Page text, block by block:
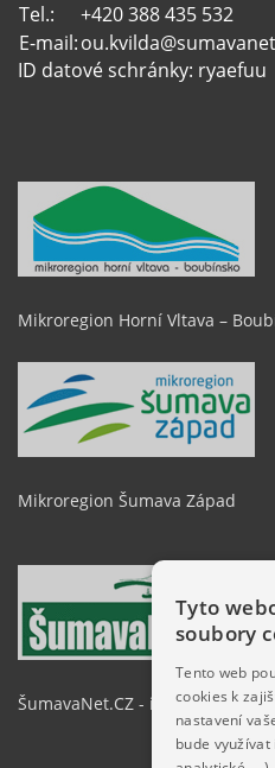
Tel.:
+420 388 435 532
E-mail:
ID datové schránky: ryaefuu
Mikroregion Horní Vltava –
Mikroregion Šumava Západ
ŠumavaNet.CZ - informace o
Tyto
soubory
Tento web
cookies k
nastavení
bude využívat